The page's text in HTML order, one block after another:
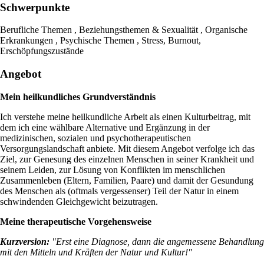
Schwerpunkte
Berufliche Themen , Beziehungsthemen & Sexualität , Organische
Erkrankungen , Psychische Themen , Stress, Burnout,
Erschöpfungszustände
Angebot
Mein heilkundliches Grundverständnis
Ich verstehe meine heilkundliche Arbeit als einen Kulturbeitrag, mit
dem ich eine wählbare Alternative und Ergänzung in der
medizinischen, sozialen und psychotherapeutischen
Versorgungslandschaft anbiete. Mit diesem Angebot verfolge ich das
Ziel, zur Genesung des einzelnen Menschen in seiner Krankheit und
seinem Leiden, zur Lösung von Konflikten im menschlichen
Zusammenleben (Eltern, Familien, Paare) und damit der Gesundung
des Menschen als (oftmals vergessenser) Teil der Natur in einem
schwindenden Gleichgewicht beizutragen.
Meine therapeutische Vorgehensweise
Kurzversion: "Erst eine Diagnose, dann die angemessene Behandlung
mit den Mitteln und Kräften der Natur und Kultur!"